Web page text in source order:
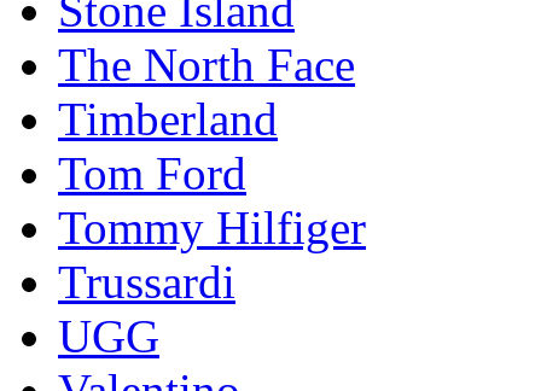
Stоnе Islаnd
The North Face
Timberland
Tom Ford
Tommy Hilfiger
Trussardi
UGG